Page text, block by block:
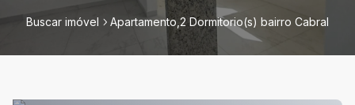
Buscar imóvel Apartamento,2 Dormitorio(s) bairro Cabral